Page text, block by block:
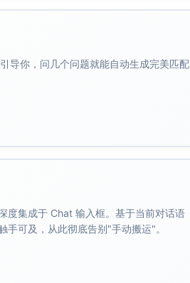
（PEEP）。
形。
警并进入保护逻辑；低氧浓度时调整混
导你，问几个问题就能自动生成完美匹配
度集成于 Chat 输入框。基于当前对话语
可及，从此彻底告别"手动搬运"。